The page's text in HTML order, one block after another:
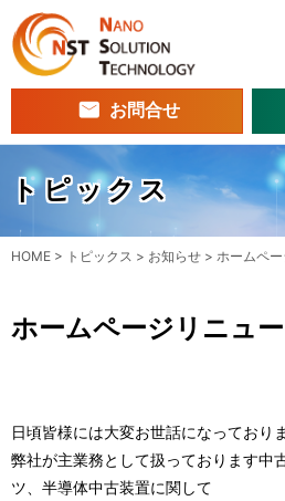
お問合せ
トピックス
HOME > トピックス > お知らせ > ホームペ
ホームページリニュ
日頃皆様には大変お世話になっておりま
弊社が主業務として扱っております中
ツ、半導体中古装置に関して